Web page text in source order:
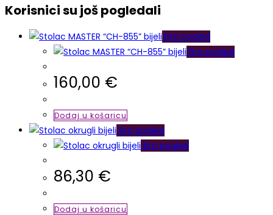
Korisnici su još pogledali
Brzi pogled
Brzi pogled
160,00 €
Dodaj u košaricu
Brzi pogled
Brzi pogled
86,30 €
Dodaj u košaricu